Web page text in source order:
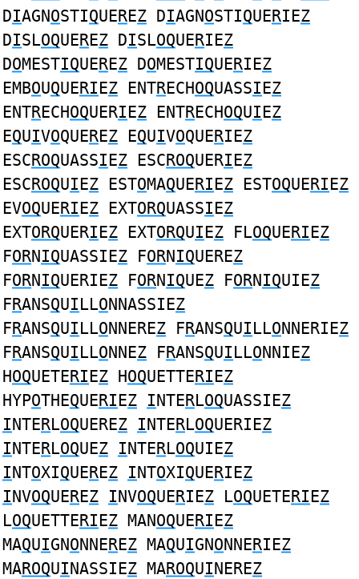
DIAGNOSTIQUEREZ DIAGNOSTIQUERIEZ
DISLOQUEREZ DISLOQUERIEZ
DOMESTIQUEREZ DOMESTIQUERIEZ
EMBOUQUERIEZ ENTRECHOQUASSIEZ
ENTRECHOQUERIEZ ENTRECHOQUIEZ
EQUIVOQUEREZ EQUIVOQUERIEZ
ESCROQUASSIEZ ESCROQUERIEZ
ESCROQUIEZ ESTOMAQUERIEZ ESTOQUERIEZ
EVOQUERIEZ EXTORQUASSIEZ
EXTORQUERIEZ EXTORQUIEZ FLOQUERIEZ
FORNIQUASSIEZ FORNIQUEREZ
FORNIQUERIEZ FORNIQUEZ FORNIQUIEZ
FRANSQUILLONNASSIEZ
FRANSQUILLONNEREZ FRANSQUILLONNERIEZ
FRANSQUILLONNEZ FRANSQUILLONNIEZ
HOQUETERIEZ HOQUETTERIEZ
HYPOTHEQUERIEZ INTERLOQUASSIEZ
INTERLOQUEREZ INTERLOQUERIEZ
INTERLOQUEZ INTERLOQUIEZ
INTOXIQUEREZ INTOXIQUERIEZ
INVOQUEREZ INVOQUERIEZ LOQUETERIEZ
LOQUETTERIEZ MANOQUERIEZ
MAQUIGNONNEREZ MAQUIGNONNERIEZ
MAROQUINASSIEZ MAROQUINEREZ